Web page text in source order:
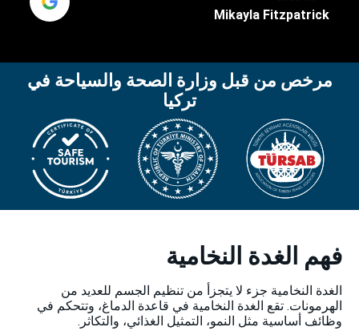
Mikayla Fitzpatrick
مرخص من قبل وزارة الصحة والسياحة في
تركيا
فهم الغدة النخامية
الغدة النخامية جزء لا يتجزأ من تنظيم الجسم للعديد من
الهرمونات. تقع الغدة النخامية في قاعدة الدماغ، وتتحكم في
وظائف أساسية مثل النمو، التمثيل الغذائي، والتكاثر.